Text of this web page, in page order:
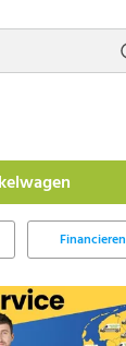
Financieren